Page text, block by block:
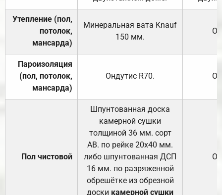
Утепление (пол,
потолок,
мансарда)
Минеральная вата Knauf
150 мм.
Пароизоляция
(пол, потолок,
мансарда)
Ондутис R70.
Пол чистовой
Шпунтованная доска
камерной сушки
толщиной 36 мм. сорт
АВ. по рейке 20х40 мм.
либо шпунтованная ДСП
16 мм. по разряженной
обрешётке из обрезной
доски камерной сушки